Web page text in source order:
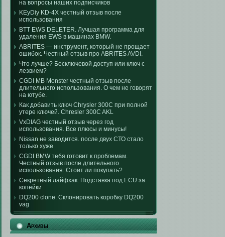
на вопросы наших подписчиков
KEyDiy KD-4X честный отзыв после
использования
BTT EWS DELETER. Лучшая программа для
удаления EWS в машинах BMW.
ABRITES — инструмент, который не прощает
ошибок. Честный отзыв про ABRITES AVDI.
Что лучше? Бесключевой доступ или ключ с
лезвием?
CGDI MB Monster честный отзыв после
длительного использования. О чем не говорят
на ютубе.
Как добавить ключ Chrysler 300C при полной
утере ключей. Chresler 300C AKL
VxDIAG честный отзыв через год
использования. Все плюсы и минусы!
Nissan не заводится. после двух СТО стало
только хуже
CGDI BMW тебя готовит к проблемам.
Честный отзыв после длительного
использования. Стоит ли покупать?
Секретный лайфхак: Подставка под ECU за
копейки
DQ200 clone. Склонировать коробку DQ200
vag
Архивы